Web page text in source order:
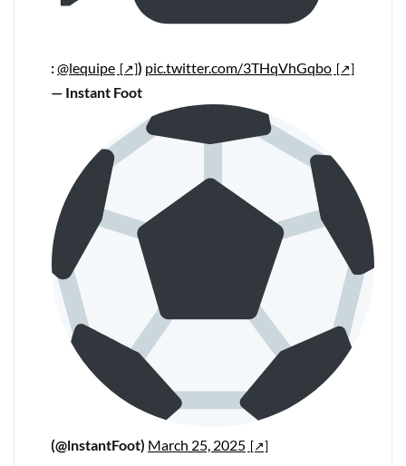
:@lequipe ) pic.twitter.com/3THqVhGqbo
— Instant Foot
(@lnstantFoot) March 25, 2025